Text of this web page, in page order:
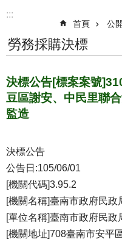
:::
首頁 公
勞務採購決標
決標公告[標案案號
豆區謝安、中民里聯
監造
決標公告
公告日:105/06/01
[機關代碼]3.95.2
[機關名稱]臺南市政府民政
[單位名稱]臺南市政府民政
[機關地址]708臺南市安平